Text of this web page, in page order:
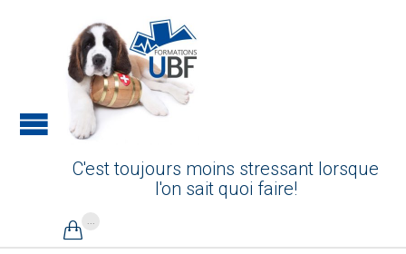
C'est toujours moins stressant lorsque
l'on sait quoi faire!
